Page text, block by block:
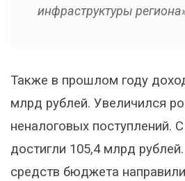
инфраструктуры
Также в прошлом году
млрд рублей. Увеличился
неналоговых поступлений.
достигли 105,4 млрд
средств бюджета